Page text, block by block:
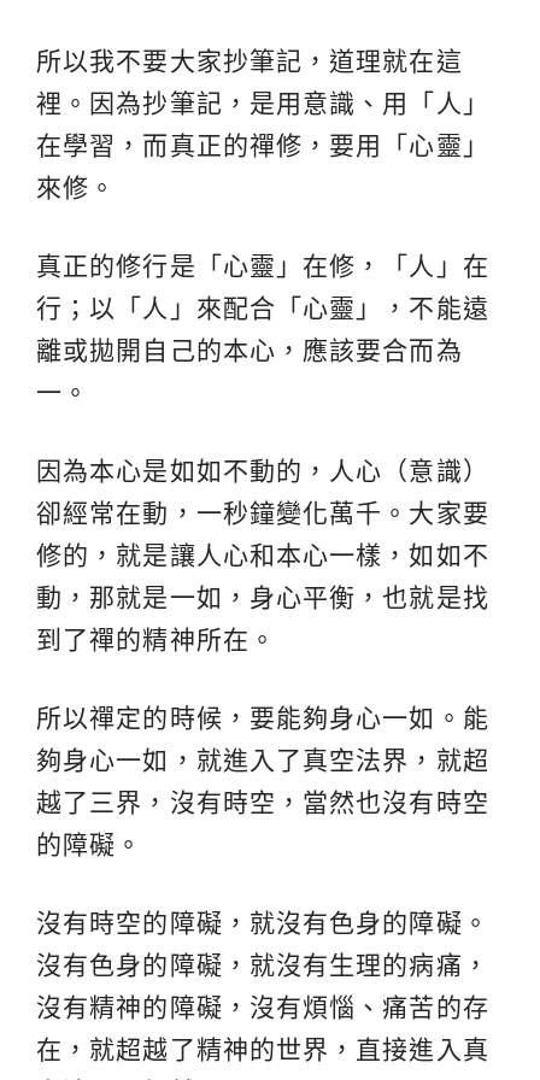
所以我不要大家抄筆記，道理就在這
裡。因為抄筆記，是用意識、用「人」
在學習，而真正的禪修，要用「心靈」
來修。
真正的修行是「心靈」在修，「人」在
行；以「人」來配合「心靈」，不能遠
離或拋開自己的本心，應該要合而為
一。
因為本心是如如不動的，人心（意識）
卻經常在動，一秒鐘變化萬千。大家要
修的，就是讓人心和本心一樣，如如不
動，那就是一如，身心平衡，也就是找
到了禪的精神所在。
所以禪定的時候，要能夠身心一如。能
夠身心一如，就進入了真空法界，就超
越了三界，沒有時空，當然也沒有時空
的障礙。
沒有時空的障礙，就沒有色身的障礙。
沒有色身的障礙，就沒有生理的病痛，
沒有精神的障礙，沒有煩惱、痛苦的存
在，就超越了精神的世界，直接進入真